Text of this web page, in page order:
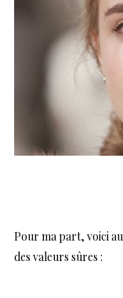
Pour ma part, voici
des valeurs sûres :